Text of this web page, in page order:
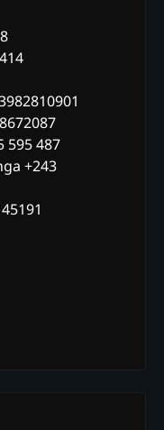
595 487
+243